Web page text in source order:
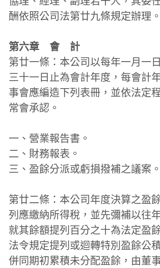
酬依照公司法第廿九條規定辦理。
第六章　會　計
第廿一條：本公司以每年一月一
三十一日止為會計年度，每會計
事會應編造下列表冊，並依法定
常會承認。
一、營業報告書。
二、財務報表。
三、盈餘分派或虧損撥補之議案。
第廿二條：本公司年度決算之盈
列應繳納所得稅，並先彌補以往
就其餘額提列百分之十為法定盈
法令規定提列或迴轉特別盈餘公
併同期初累積未分配盈餘，由董